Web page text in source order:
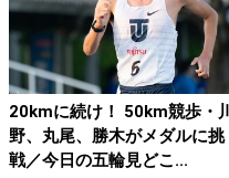
20kmに続け！ 50km競歩・川
野、丸尾、勝木がメダルに挑
戦／今日の五輪見どこ...